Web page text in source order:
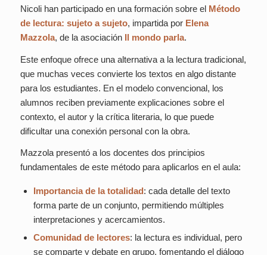
Nicoli han participado en una formación sobre el Método
de lectura: sujeto a sujeto, impartida por Elena
Mazzola, de la asociación Il mondo parla.
Este enfoque ofrece una alternativa a la lectura tradicional,
que muchas veces convierte los textos en algo distante
para los estudiantes. En el modelo convencional, los
alumnos reciben previamente explicaciones sobre el
contexto, el autor y la crítica literaria, lo que puede
dificultar una conexión personal con la obra.
Mazzola presentó a los docentes dos principios
fundamentales de este método para aplicarlos en el aula:
Importancia de la totalidad: cada detalle del texto
forma parte de un conjunto, permitiendo múltiples
interpretaciones y acercamientos.
Comunidad de lectores: la lectura es individual, pero
se comparte y debate en grupo, fomentando el diálogo